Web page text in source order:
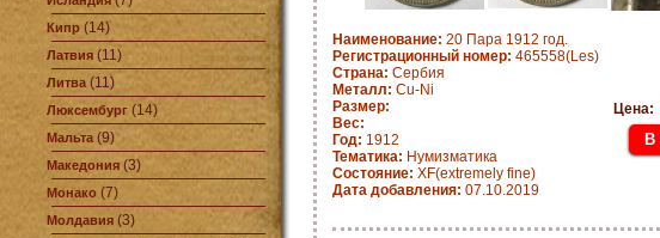
Кипр (14)
Латвия (11)
Литва(11)
Люксембург (14)
Мальта (9)
Македония (3)
Монако (7)
Молдавия (3)
Наименование: 20 Пара 1912 год.
Регистрационный номер: 465558(Les)
Страна: Сербия
Металл: Cu-Ni
Размер:
Вес:
Год: 1912
Тематика: Нумизматика
Состояние: XF(extremely fine)
Дата добавления: 07.10.2019
Цена: